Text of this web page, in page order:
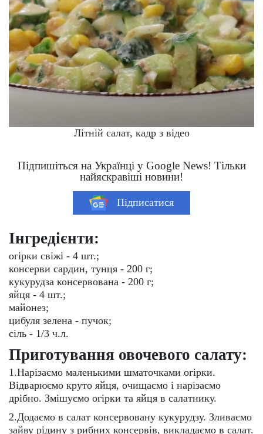
Літній салат, кадр з відео
Підпишіться на Українці у Google News! Тільки
найяскравіші новини!
Підписатися
Інгредієнти:
огірки свіжі - 4 шт.;
консерви сардин, тунця - 200 г;
кукурудза консервована - 200 г;
яйця - 4 шт.;
майонез;
цибуля зелена - пучок;
сіль - 1/3 ч.л.
Приготування овочевого салату:
1.Нарізаємо маленькими шматочками огірки.
Відварюємо круто яйця, очищаємо і нарізаємо
дрібно. Змішуємо огірки та яйця в салатнику.
2.Додаємо в салат консервовану кукурудзу. Зливаємо
зайву рідину з рибних консервів, викладаємо в салат.